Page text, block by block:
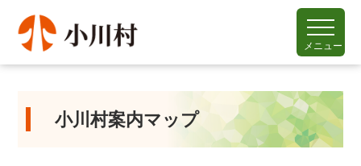
メニュー
小川村案内マップ